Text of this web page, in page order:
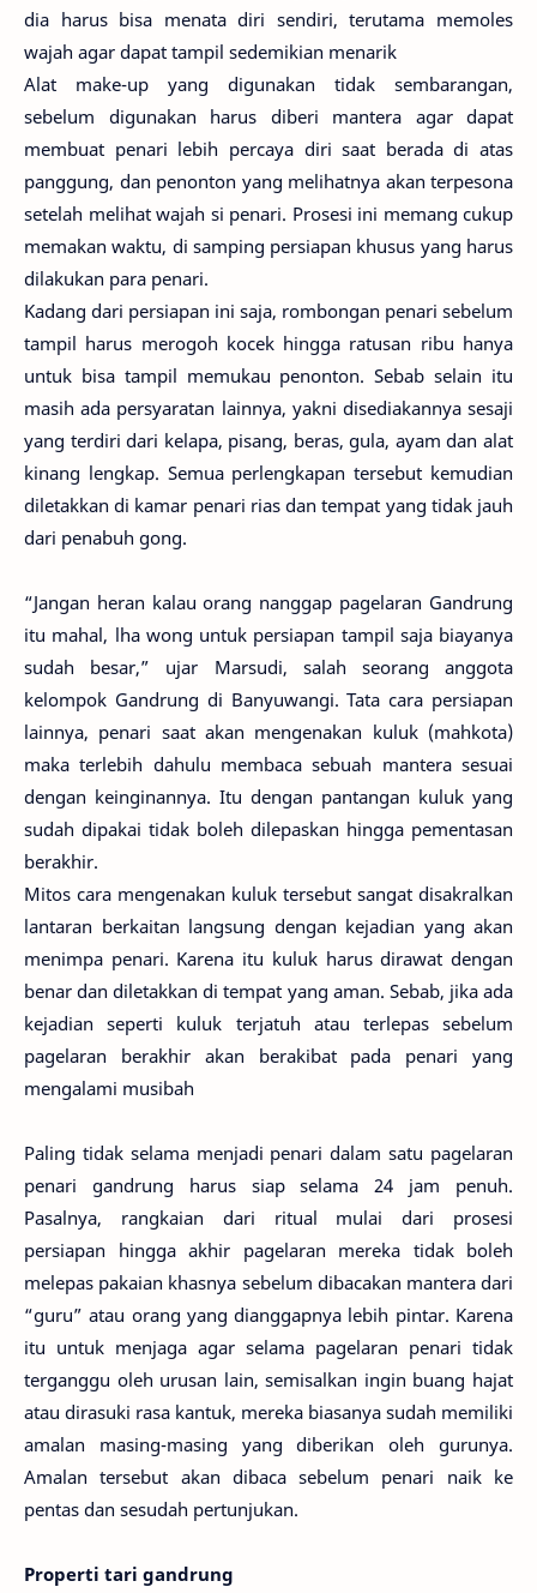
dia harus bisa menata diri sendiri, terutama memoles
wajah agar dapat tampil sedemikian menarik
Alat make-up yang digunakan tidak sembarangan,
sebelum digunakan harus diberi mantera agar dapat
membuat penari lebih percaya diri saat berada di atas
panggung, dan penonton yang melihatnya akan terpesona
setelah melihat wajah si penari. Prosesi ini memang cukup
memakan waktu, di samping persiapan khusus yang harus
dilakukan para penari.
Kadang dari persiapan ini saja, rombongan penari sebelum
tampil harus merogoh kocek hingga ratusan ribu hanya
untuk bisa tampil memukau penonton. Sebab selain itu
masih ada persyaratan lainnya, yakni disediakannya sesaji
yang terdiri dari kelapa, pisang, beras, gula, ayam dan alat
kinang lengkap. Semua perlengkapan tersebut kemudian
diletakkan di kamar penari rias dan tempat yang tidak jauh
dari penabuh gong.
“Jangan heran kalau orang nanggap pagelaran Gandrung
itu mahal, lha wong untuk persiapan tampil saja biayanya
sudah besar,” ujar Marsudi, salah seorang anggota
kelompok Gandrung di Banyuwangi. Tata cara persiapan
lainnya, penari saat akan mengenakan kuluk (mahkota)
maka terlebih dahulu membaca sebuah mantera sesuai
dengan keinginannya. Itu dengan pantangan kuluk yang
sudah dipakai tidak boleh dilepaskan hingga pementasan
berakhir.
Mitos cara mengenakan kuluk tersebut sangat disakralkan
lantaran berkaitan langsung dengan kejadian yang akan
menimpa penari. Karena itu kuluk harus dirawat dengan
benar dan diletakkan di tempat yang aman. Sebab, jika ada
kejadian seperti kuluk terjatuh atau terlepas sebelum
pagelaran berakhir akan berakibat pada penari yang
mengalami musibah
Paling tidak selama menjadi penari dalam satu pagelaran
penari gandrung harus siap selama 24 jam penuh.
Pasalnya, rangkaian dari ritual mulai dari prosesi
persiapan hingga akhir pagelaran mereka tidak boleh
melepas pakaian khasnya sebelum dibacakan mantera dari
“guru” atau orang yang dianggapnya lebih pintar. Karena
itu untuk menjaga agar selama pagelaran penari tidak
terganggu oleh urusan lain, semisalkan ingin buang hajat
atau dirasuki rasa kantuk, mereka biasanya sudah memiliki
amalan masing-masing yang diberikan oleh gurunya.
Amalan tersebut akan dibaca sebelum penari naik ke
pentas dan sesudah pertunjukan.
Properti tari gandrung